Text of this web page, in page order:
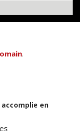
.
accomplie en